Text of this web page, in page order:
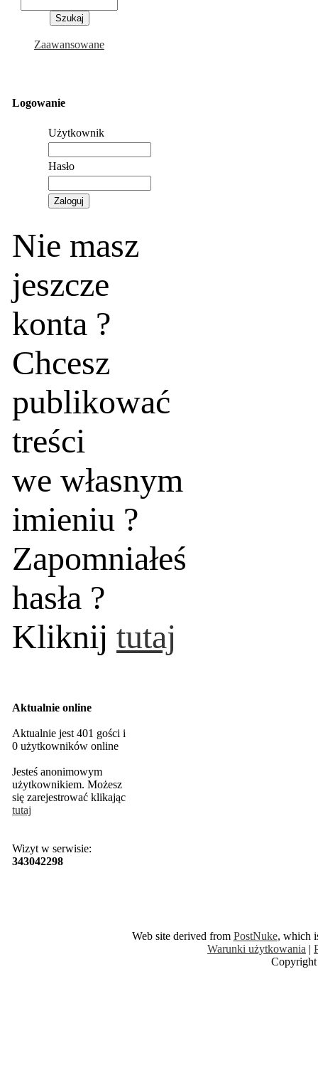
Zaawansowane
Logowanie
Użytkownik
Hasło
Nie masz
jeszcze
konta ?
Chcesz
publikować
treści
we własnym
imieniu ?
Zapomniałeś
hasła ?
Kliknij tutaj
Aktualnie online
Aktualnie jest 401 gości i
0 użytkowników online
Jesteś anonimowym
użytkownikiem. Możesz
się zarejestrować klikając
tutaj
Wizyt w serwisie:
343042298
Web site derived from PostNuke, which
Warunki użytkowania |